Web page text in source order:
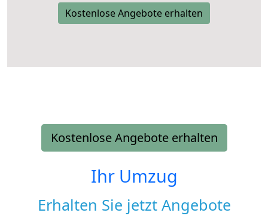
Kostenlose Angebote erhalten
Kostenlose Angebote erhalten
Ihr Umzug
Erhalten Sie jetzt Angebote